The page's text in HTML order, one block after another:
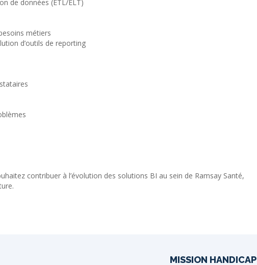
de données (ETL/ELT)
métiers
d’outils de reporting
contribuer à l’évolution des solutions BI au sein de Ramsay Santé,
MISSION HANDICAP